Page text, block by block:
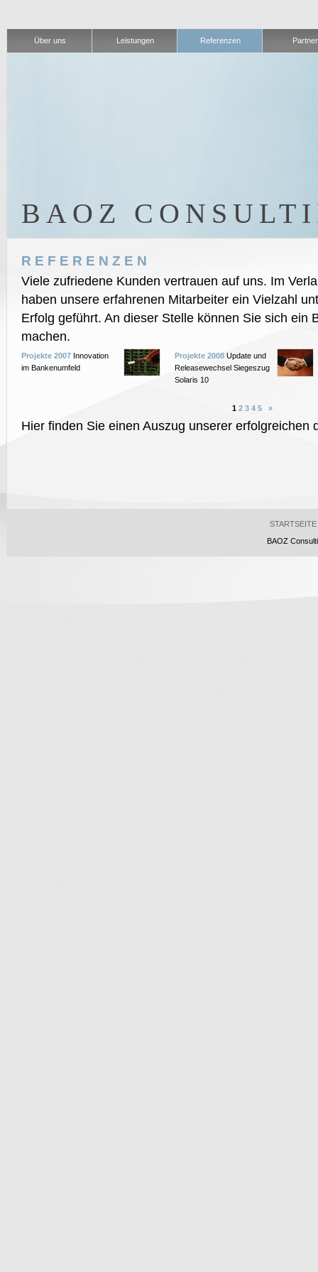
Über uns Leistungen Referenzen Partner
BAOZ
REFERENZEN
Viele zufriedene Kunden vertrauen auf uns. Im
haben unsere erfahrenen Mitarbeiter ein Vielzahl
Erfolg geführt. An dieser Stelle können Sie sich ein
machen.
Projekte 2007 Innovation
im Bankenumfeld
Projekte 2008 Update und
Releasewechsel Siegeszug
Solaris 10
1 2 3 4 5 »
Hier finden Sie einen Auszug unserer erfolgreichen
STARTSEITE
BAOZ